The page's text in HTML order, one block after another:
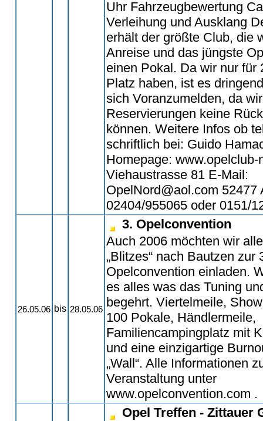
Uhr Fahrzeugbewertung
Verleihung und Ausklang
erhält der größte Club, die
Anreise und das jüngste
einen Pokal. Da wir nur für
Platz haben, ist es
sich Voranzumelden, da
Reservierungen keine
können. Weitere Infos ob
schriftlich bei: Guido
Homepage: www.opelclub-
Viehaustrasse 81 E-Mail:
OpelNord@aol.com 52477
02404/955065 oder 0151/
26.05.06 bis 28.05.06
3. Opelconvention
Auch 2006 möchten wir
„Blitzes“ nach Bautzen zur
Opelconvention einladen.
es alles was das Tuning
begehrt. Viertelmeile,
100 Pokale, Händlermeile,
Familiencampingplatz mit
und eine einzigartige
„Wall“. Alle Informationen
Veranstaltung unter
www.opelconvention.com .
Opel Treffen - Zittauer